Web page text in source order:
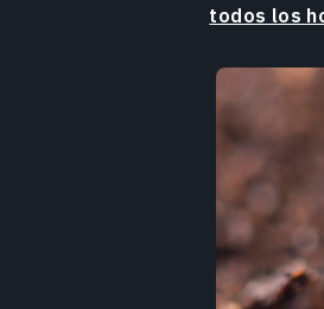
todos los